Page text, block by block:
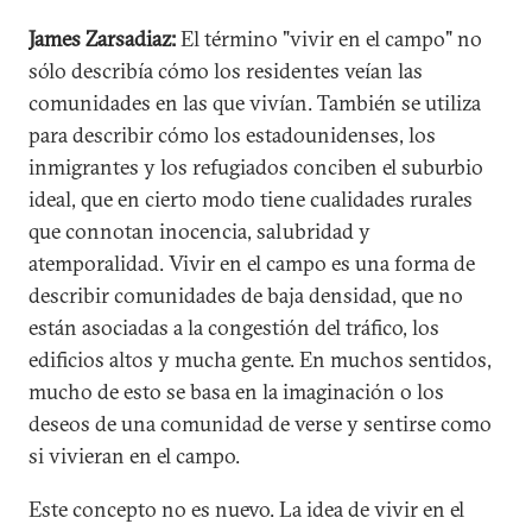
James Zarsadiaz:El término "vivir en el campo" no
sólo describía cómo los residentes veían las
comunidades en las que vivían. También se utiliza
para describir cómo los estadounidenses, los
inmigrantes y los refugiados conciben el suburbio
ideal, que en cierto modo tiene cualidades rurales
que connotan inocencia, salubridad y
atemporalidad. Vivir en el campo es una forma de
describir comunidades de baja densidad, que no
están asociadas a la congestión del tráfico, los
edificios altos y mucha gente. En muchos sentidos,
mucho de esto se basa en la imaginación o los
deseos de una comunidad de verse y sentirse como
si vivieran en el campo.
Este concepto no es nuevo. La idea de vivir en el